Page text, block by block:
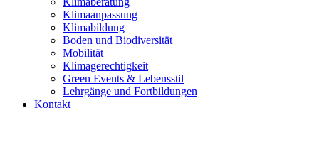
Klimaanpassung
Klimabildung
Boden und Biodiversität
Mobilität
Klimagerechtigkeit
Green Events & Lebensstil
Lehrgänge und Fortbildungen
Kontakt